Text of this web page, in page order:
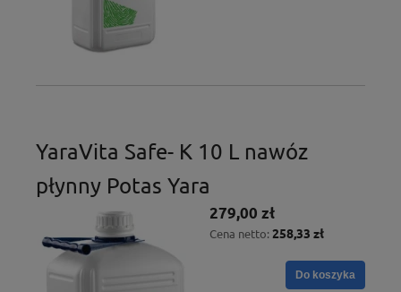
YaraVita Safe- K 10 L nawóz
płynny Potas Yara
279,00 zł
Cena netto: 258,33 zł
Do koszyka